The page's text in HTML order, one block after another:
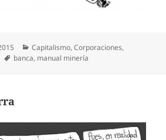
Categorías
Capitalismo,Corporaciones,
Etiquetas
banca, manual minería